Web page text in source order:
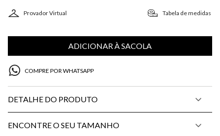
Provador Virtual Tabela de medidas
ADICIONAR À SACOLA
COMPRE POR WHATSAPP
DETALHE DO PRODUTO
ENCONTRE O SEU TAMANHO